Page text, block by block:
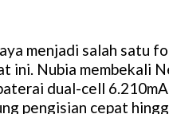
menjadi salah satu
ini. Nubia membekali
dual-cell
pengisian cepat